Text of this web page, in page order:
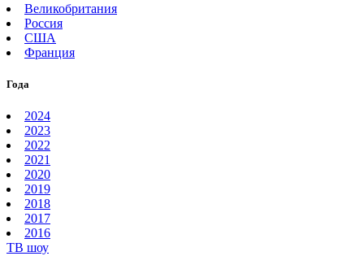
Великобритания
Россия
США
Франция
Года
2024
2023
2022
2021
2020
2019
2018
2017
2016
ТВ шоу